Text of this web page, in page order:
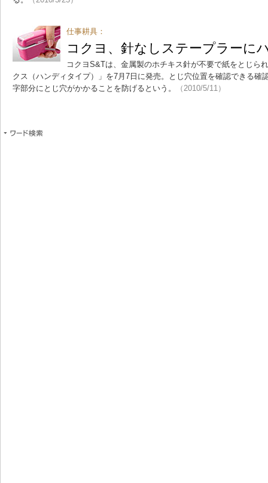
仕事耕具：
コクヨ、針なしステープラーに
コクヨS&Tは、金属製のホチキス針が不要で紙をとじら
クス（ハンディタイプ）」を7月7日に発売。とじ穴位置を確認できる確
字部分にとじ穴がかかることを防げるという。
（2010/5/11）